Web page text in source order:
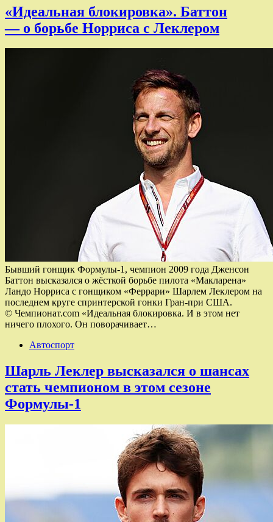
«Идеальная блокировка». Баттон
— о борьбе Норриса с Леклером
Бывший гонщик Формулы-1, чемпион 2009 года Дженсон
Баттон высказался о жёсткой борьбе пилота «Макларена»
Ландо Норриса с гонщиком «Феррари» Шарлем Леклером на
последнем круге спринтерской гонки Гран-при США.
© Чемпионат.com «Идеальная блокировка. И в этом нет
ничего плохого. Он поворачивает…
Автоспорт
Шарль Леклер высказался о шансах
стать чемпионом в этом сезоне
Формулы-1